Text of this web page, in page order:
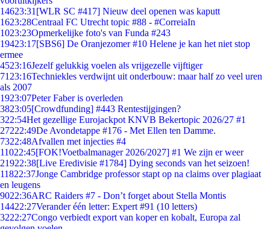
14623:31 [WLR SC #417] Nieuw deel openen was kaputt
1623:28Centraal FC Utrecht topic #88 - #CorreiaIn
1023:23Opmerkelijke foto's van Funda #243
19423:17[SBS6] De Oranjezomer #10 Helene je kan het niet stop
ermee
4523:16Jezelf gelukkig voelen als vrijgezelle vijftiger
71 23:16Techniekles verdwijnt uit onderbouw: maar half zo veel uren
als 2007
1923:07Peter Faber is overleden
3823:05[Crowdfunding] #443 Rentestijgingen?
322:54Het gezellige Eurojackpot KNVB Bekertopic 2026/27 #1
27222:49De Avondetappe #176 - Met Ellen ten Damme.
7322:48Afvallen met injecties #4
11022:45[FOK!Voetbalmanager 2026/2027] #1 We zijn er weer
21922:38[Live Eredivisie #1784] Dying seconds van het seizoen!
11822:37Jonge Cambridge professor stapt op na claims over plagiaat
en leugens
9022:36ARC Raiders #7 - Don’t forget about Stella Montis
14422:27Verander één letter: Expert #91 (10 letters)
3222:27Congo verbiedt export van koper en kobalt, Europa zal